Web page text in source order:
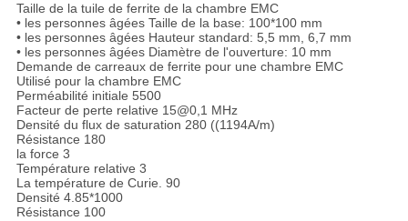
Taille de la tuile de ferrite de la chambre EMC
• les personnes âgées Taille de la base: 100*100 mm
• les personnes âgées Hauteur standard: 5,5 mm, 6,7 mm
• les personnes âgées Diamètre de l'ouverture: 10 mm
Demande de carreaux de ferrite pour une chambre EMC
Utilisé pour la chambre EMC
Perméabilité initiale 5500
Facteur de perte relative 15@0,1 MHz
Densité du flux de saturation 280 ((1194A/m)
Résistance 180
la force 3
Température relative 3
La température de Curie. 90
Densité 4.85*1000
Résistance 100